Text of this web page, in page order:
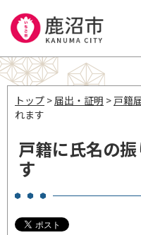
トップ >届出・証明 > 戸籍
れます
戸籍に氏名の
す